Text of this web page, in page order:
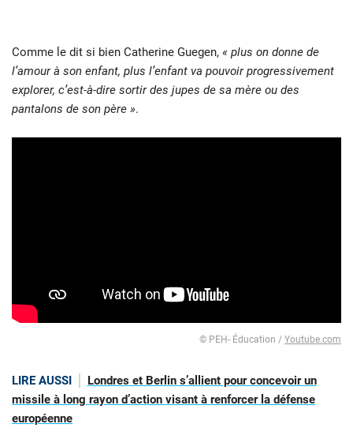
Comme le dit si bien Catherine Guegen, « plus on donne de
l’amour à son enfant, plus l’enfant va pouvoir progressivement
explorer, c’est-à-dire sortir des jupes de sa mère ou des
pantalons de son père ».
© PEH- Éducation / Youtube.com
LIRE AUSSI
Londres et Berlin s’allient pour concevoir un
missile à long rayon d’action visant à renforcer la défense
européenne